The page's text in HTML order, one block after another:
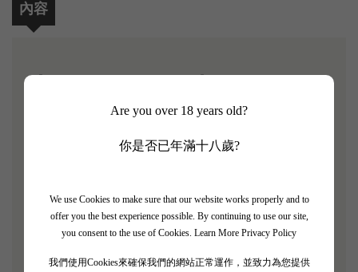
Are you over 18 years old?
你是否已年滿十八歲?
We use Cookies to make sure that our website works properly and to
offer you the best experience possible. By continuing to use our site,
you consent to the use of Cookies. Learn More Privacy Policy
我們使用Cookies來確保我們的網站正常運作，並致力為您提供
內容
位於Margaux的Chateau Giscours 擁有悠久而豐富歷
史，可以追溯至十四世紀，在1855的分級中列為第三
莊。
「Haut Medoc de Giscours 2017一款多汁、果味濃鬱的
紅色，帶有黑莓、櫻桃和焦油的味道。 酒體中等，